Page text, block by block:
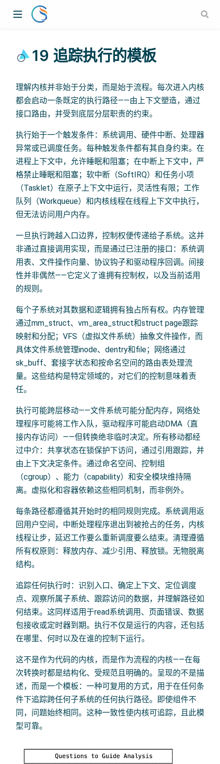
19 追踪执行的模板
理解内核并非始于分类，而是始于流程。每次进入内核
都会启动一条既定的执行路径——由上下文塑造，通过
接口路由，并受到底层分层职责的约束。
执行始于一个触发条件：系统调用、硬件中断、处理器
异常或已调度任务。每种触发条件都有其自身约束。在
进程上下文中，允许睡眠和阻塞；在中断上下文中，严
格禁止睡眠和阻塞；软中断（SoftIRQ）和任务小项
（Tasklet）在原子上下文中运行，灵活性有限；工作
队列（Workqueue）和内核线程在线程上下文中执行，
但无法访问用户内存。
一旦执行跨越入口边界，控制权便传递给子系统。这并
非通过直接调用实现，而是通过已注册的接口：系统调
用表、文件操作向量、协议钩子和驱动程序回调。间接
性并非偶然——它定义了谁拥有控制权，以及当前适用
的规则。
每个子系统对其数据和逻辑拥有独占所有权。内存管理
通过mm_struct、vm_area_struct和struct page跟踪
映射和分配；VFS（虚拟文件系统）抽象文件操作，而
具体文件系统管理inode、dentry和file；网络通过
sk_buff、套接字状态和按命名空间的路由表处理流
量。这些结构是特定领域的，对它们的控制意味着责
任。
执行可能跨层移动——文件系统可能分配内存，网络处
理程序可能将工作入队，驱动程序可能启动DMA（直
接内存访问）——但转换绝非临时决定。所有移动都经
过中介：共享状态在锁保护下访问，通过引用跟踪，并
由上下文决定条件。通过命名空间、控制组
（cgroup）、能力（capability）和安全模块维持隔
离。虚拟化和容器依赖这些相同机制，而非例外。
每条路径都遵循其开始时的相同规则完成。系统调用返
回用户空间，中断处理程序退出到被抢占的任务，内核
线程让步，延迟工作要么重新调度要么结束。清理遵循
所有权原则：释放内存、减少引用、释放锁。无物脱离
结构。
追踪任何执行时：识别入口、确定上下文、定位调度
点、观察所属子系统、跟踪访问的数据，并理解路径如
何结束。这同样适用于read系统调用、页面错误、数据
包接收或定时器到期。执行不仅是运行的内容，还包括
在哪里、何时以及在谁的控制下运行。
这不是作为代码的内核，而是作为流程的内核——在每
次转换时都是结构化、受规范且明确的。呈现的不是描
述，而是一个模板：一种可复用的方式，用于在任何条
件下追踪跨任何子系统的任何执行路径。即使组件不
同，问题始终相同。这种一致性使内核可追踪，且此模
型可靠。